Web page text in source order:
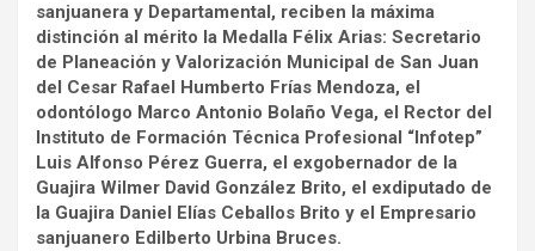
sanjuanera y Departamental, reciben la máxima
distinción al mérito la Medalla Félix Arias: Secretario
de Planeación y Valorización Municipal de San Juan
del Cesar Rafael Humberto Frías Mendoza, el
odontólogo Marco Antonio Bolaño Vega, el Rector del
Instituto de Formación Técnica Profesional “Infotep”
Luis Alfonso Pérez Guerra, el exgobernador de la
Guajira Wilmer David González Brito, el exdiputado de
la Guajira Daniel Elías Ceballos Brito y el Empresario
sanjuanero Edilberto Urbina Bruces.